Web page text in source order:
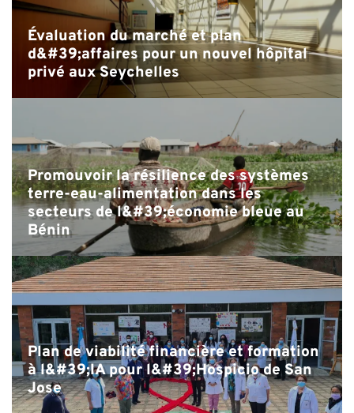
Évaluation du marché et plan
d&#39;affaires pour un nouvel hôpital
privé aux Seychelles
Promouvoir la résilience des systèmes
terre-eau-alimentation dans les
secteurs de l&#39;économie bleue au
Bénin
Plan de viabilité financière et formation
à l&#39;IA pour l&#39;Hospicio de San
Jose